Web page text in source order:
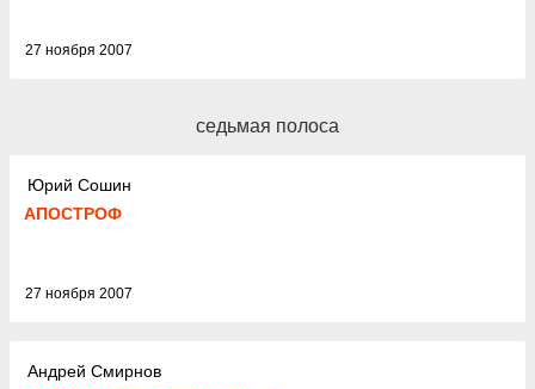
27 ноября 2007
седьмая полоса
Юрий Сошин
АПОСТРОФ
27 ноября 2007
Андрей Смирнов